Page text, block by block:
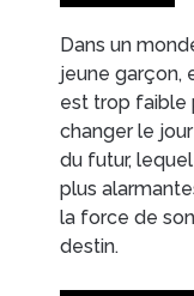
Dans un
jeune garçon,
est trop faible
changer le
du futur,
plus
la force de
destin.